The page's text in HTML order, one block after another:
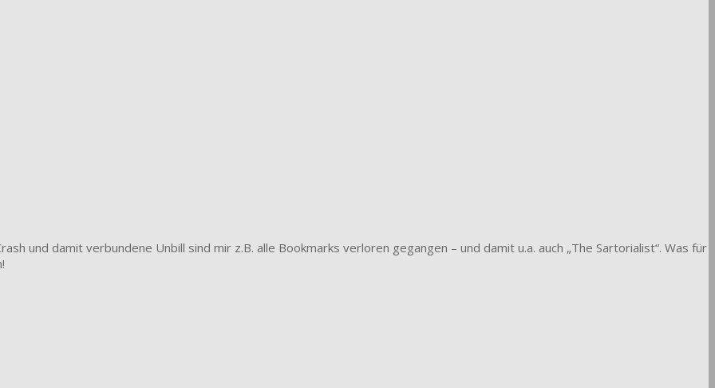
und damit verbundene Unbill sind mir z.B. alle Bookmarks verloren gegangen – und damit u.a. auch „The Sartorialist“. Was für